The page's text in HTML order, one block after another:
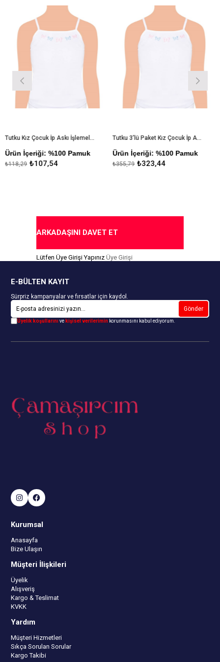
Tutku Kız Çocuk İp Askı İşlemeli Atlet
İçeriği: %100 Pamuk
₺107,54
Tutku 3'lü Paket Kız Çocuk İp Askı İşlemeli Atlet
Ürün İçeriği: %100 Pamuk
₺323,44
₺355,79
ARKADAŞINI DAVET ET
Lütfen Üye Girişi Yapınız Üye Girişi
E-BÜLTEN KAYIT
Sürpriz kampanyalar ve fırsatlar için kaydol.
Gönder
Üyelik koşullarınıve kişisel verilerimin korunmasını kabul ediyorum.
Kurumsal
Anasayfa
Bize Ulaşın
Müşteri İlişkileri
Üyelik
Alışveriş
Kargo & Teslimat
KVKK
Yardım
Müşteri Hizmetleri
Sıkça Sorulan Sorular
Kargo Takibi